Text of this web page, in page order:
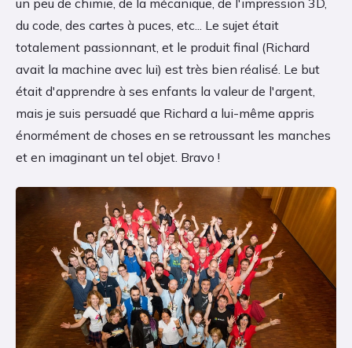
du code, des cartes à puces, etc... Le sujet était
totalement passionnant, et le produit final (Richard
avait la machine avec lui) est très bien réalisé. Le but
était d'apprendre à ses enfants la valeur de l'argent,
mais je suis persuadé que Richard a lui-même appris
énormément de choses en se retroussant les manches
et en imaginant un tel objet. Bravo !